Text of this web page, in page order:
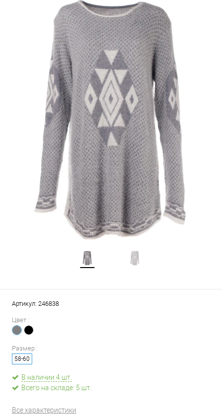
Артикул: 246838
Цвет :
Размер :
58-60
В наличии 4 шт.
Всего на складе: 5 шт.
Все характеристики